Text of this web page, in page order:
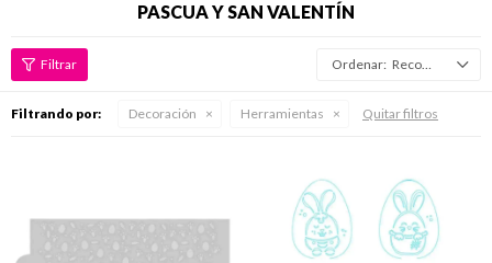
PASCUA Y SAN VALENTÍN
Recomendados
Filtrando por: Decoración Herramientas Quitar filtros